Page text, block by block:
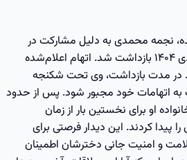
نجمه محمدی به دلیل مشارکت در
اعتراضات اخیر در تاریخ ۲۰ دی ۱۴۰۴ بازداشت شد. اتهام اعلام‌شده
در مدت بازداشت، وی تحت شکنجه
به اتهامات خود مجبور شود. پس از حدود
در ۲۰ بهمن ۱۴۰۴، خانواده او برای نخستین بار از زمان
پیدا کردند. این دیدار فرصتی برای
و امنیت جانی دخترشان اطمینان